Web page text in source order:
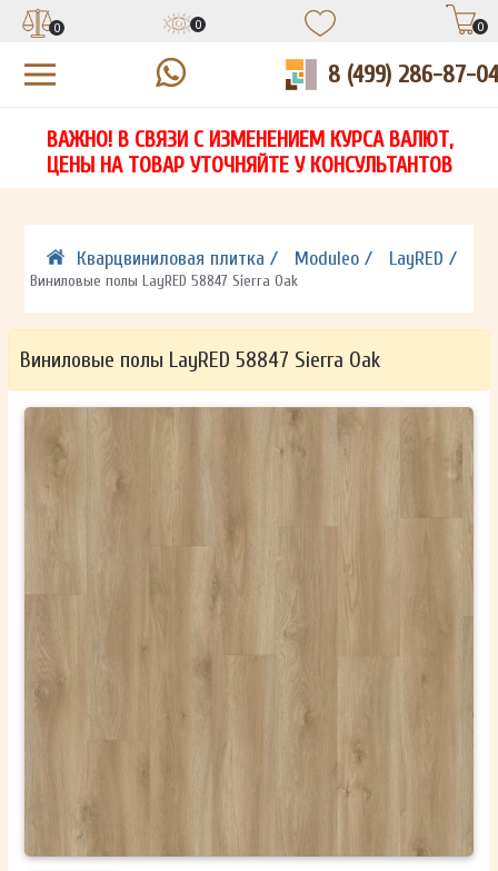
НА
СВЯЖЕТСЯ С ВАМИ В ТЕЧЕНИЕ 15 МИНУТ
ОТПРАВИТЬ
Ваши данные не будут переданы третьим лицам
ЗАПОЛНИТЕ ФОРМУ И НАШ МЕНЕДЖЕР
СВЯЖЕТСЯ С ВАМИ В ТЕЧЕНИЕ 15 МИНУТ
ОТПРАВИТЬ
Ваши данные не будут переданы третьим лицам
ЗАПОЛНИТЕ ФОРМУ И НАШ МЕНЕДЖЕР
СВЯЖЕТСЯ С ВАМИ В ТЕЧЕНИЕ 15 МИНУТ
ОТПРАВИТЬ
Ваши данные не будут переданы третьим лицам
0 0 0
8 (499) 286-87-04
ВАЖНО! В СВЯЗИ С ИЗМЕНЕНИЕМ КУРСА ВАЛЮТ,
ЦЕНЫ НА ТОВАР УТОЧНЯЙТЕ У КОНСУЛЬТАНТОВ
Кварцвиниловая плитка / Moduleo / LayRED /
Виниловые полы LayRED 58847 Sierra Oak
Виниловые полы LayRED 58847 Sierra Oak